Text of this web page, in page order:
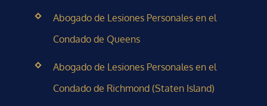
Abogado de Lesiones Personales en el
Condado de Queens
Abogado de Lesiones Personales en el
Condado de Richmond (Staten Island)